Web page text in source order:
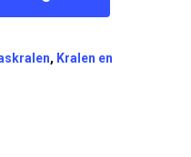
, Kralen en